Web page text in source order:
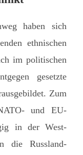
haben sich
ethnischen
im politischen
gesetzte
Zum
und EU-
in der West-
die Russland-